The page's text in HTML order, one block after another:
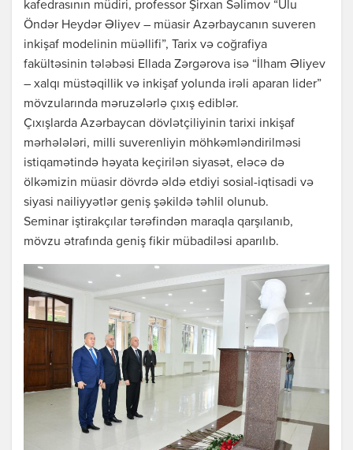
kafedrasının müdiri, professor Şirxan Səlimov “Ulu
Öndər Heydər Əliyev – müasir Azərbaycanın suveren
inkişaf modelinin müəllifi”, Tarix və coğrafiya
fakültəsinin tələbəsi Ellada Zərgərova isə “İlham Əliyev
– xalqı müstəqillik və inkişaf yolunda irəli aparan lider”
mövzularında məruzələrlə çıxış ediblər.
Çıxışlarda Azərbaycan dövlətçiliyinin tarixi inkişaf
mərhələləri, milli suverenliyin möhkəmləndirilməsi
istiqamətində həyata keçirilən siyasət, eləcə də
ölkəmizin müasir dövrdə əldə etdiyi sosial-iqtisadi və
siyasi nailiyyətlər geniş şəkildə təhlil olunub.
Seminar iştirakçılar tərəfindən maraqla qarşılanıb,
mövzu ətrafında geniş fikir mübadiləsi aparılıb.